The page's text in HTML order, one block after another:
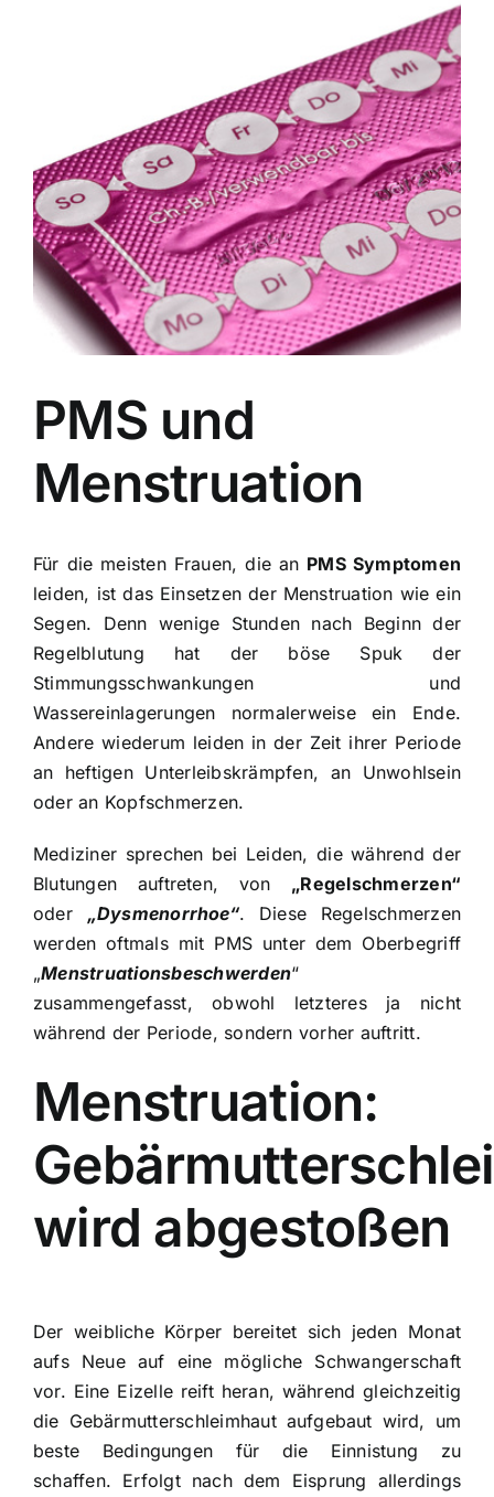
PMS und
Menstruation
Für die meisten Frauen, die an PMS Symptomen
leiden, ist das Einsetzen der Menstruation wie ein
Segen. Denn wenige Stunden nach Beginn der
Regelblutung hat der böse Spuk der
Stimmungsschwankungen und
Wassereinlagerungen normalerweise ein Ende.
Andere wiederum leiden in der Zeit ihrer Periode
an heftigen Unterleibskrämpfen, an Unwohlsein
oder an Kopfschmerzen.
Mediziner sprechen bei Leiden, die während der
Blutungen auftreten, von „Regelschmerzen“
oder „Dysmenorrhoe“. Diese Regelschmerzen
werden oftmals mit PMS unter dem Oberbegriff
„Menstruationsbeschwerden“
zusammengefasst, obwohl letzteres ja nicht
während der Periode, sondern vorher auftritt.
Menstruation:
wird abgestoßen
Der weibliche Körper bereitet sich jeden Monat
aufs Neue auf eine mögliche Schwangerschaft
vor. Eine Eizelle reift heran, während gleichzeitig
die Gebärmutterschleimhaut aufgebaut wird, um
beste Bedingungen für die Einnistung zu
schaffen. Erfolgt nach dem Eisprung allerdings